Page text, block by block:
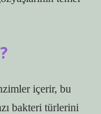
içerir, bu
bakteri türlerini